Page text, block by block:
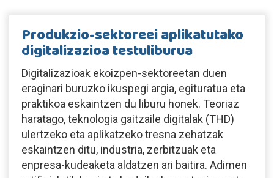
Produkzio-sektoreei aplikatutako
digitalizazioa testuliburua
Digitalizazioak ekoizpen-sektoreetan duen
eraginari buruzko ikuspegi argia, egituratua eta
praktikoa eskaintzen du liburu honek. Teoriaz
haratago, teknologia gaitzaile digitalak (THD)
ulertzeko eta aplikatzeko tresna zehatzak
eskaintzen ditu, industria, zerbitzuak eta
enpresa-kudeaketa aldatzen ari baitira. Adimen